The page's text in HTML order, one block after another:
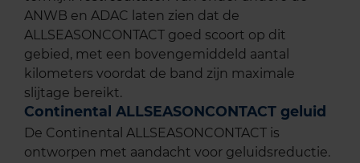
ANWB en ADAC laten zien dat de
ALLSEASONCONTACT goed scoort op dit
gebied, met een bovengemiddeld aantal
kilometers voordat de band zijn maximale
slijtage bereikt.
Continental ALLSEASONCONTACT geluid
De Continental ALLSEASONCONTACT is
ontworpen met aandacht voor geluidsreductie.